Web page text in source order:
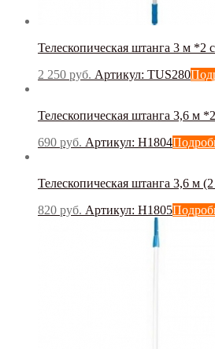
PATRIOT(0)
Truvox (0)
Vinnermyer(0)
Viper
(0)
WgClean(0)
Телескопическая штанга 3 м *2
2 250 руб. Артикул: TUS280
Телескопическая штанга 3,6 м
690 руб. Артикул: Н1804
Телескопическая штанга 3,6 м
820 руб. Артикул: Н1805